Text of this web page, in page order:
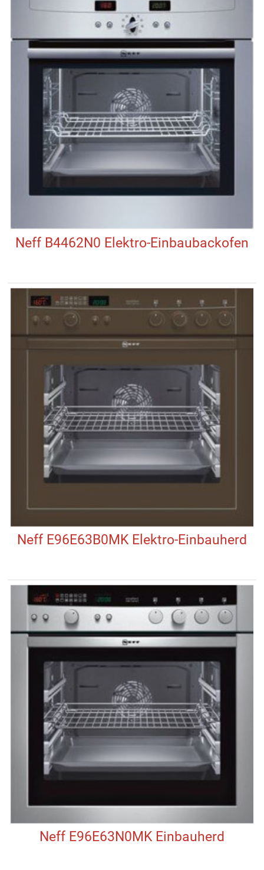
Neff B4462N0 Elektro-Einbaubackofen
Neff E96E63B0MK Elektro-Einbauherd
Neff E96E63N0MK Einbauherd